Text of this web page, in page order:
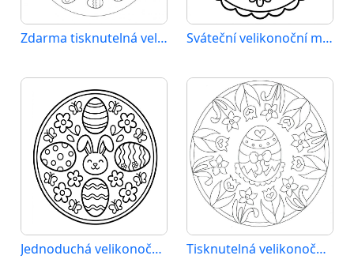
Zdarma tisknutelná velikonoční mandala Sváteční velikonoční mandala
Jednoduchá velikonoční mandala Tisknutelná velikonoční mandala pro děti